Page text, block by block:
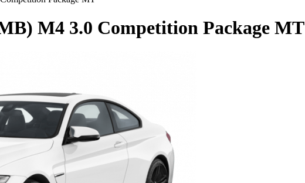
M4 3.0 Competition Package MT